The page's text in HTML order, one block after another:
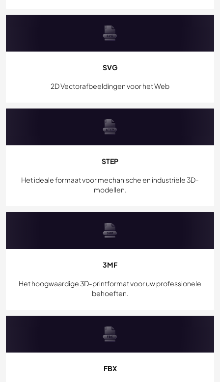
SVG
2D Vectorafbeeldingen voor het Web
STEP
Het ideale formaat voor mechanische en industriële 3D-
modellen.
3MF
Het hoogwaardige 3D-printformat voor uw professionele
behoeften.
FBX